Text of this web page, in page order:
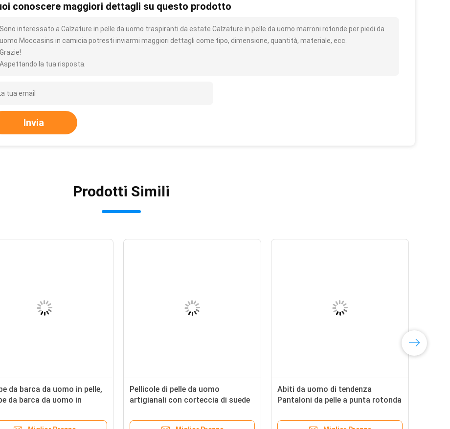
conoscere maggiori dettagli su questo prodotto
Sono interessato a Calzature in pelle da uomo traspiranti da estate Calzature in pelle da uomo marroni rotonde per piedi da
uomo Moccasins in camicia potresti inviarmi maggiori dettagli come tipo, dimensione, quantità, materiale, ecc.
Grazie!
Aspettando la tua risposta.
Invia
Prodotti Simili
da barca da uomo in pelle,
da barca da uomo in
loafers
Pellicole di pelle da uomo
artigianali con corteccia di suede
Abiti da uomo di tendenza
Pantaloni da pelle a punta rotonda